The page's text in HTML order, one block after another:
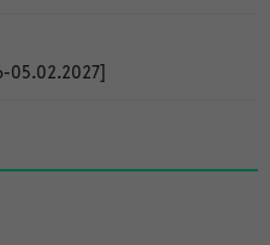
05.02.2027]